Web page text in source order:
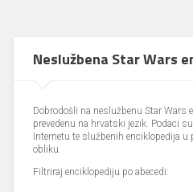
Neslužbena Star Wars
Dobrodošli na neslužbenu Star Wars
prevedenu na hrvatski jezik. Podaci
Internetu te službenih enciklopedija
obliku.
Filtriraj enciklopediju po abecedi: